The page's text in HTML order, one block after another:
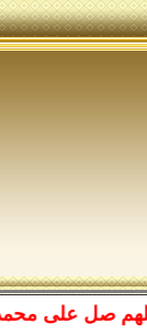
محمد وعلى